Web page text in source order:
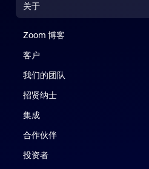
关于
Zoom 博客
客户
我们的团队
招贤纳士
集成
合作伙伴
投资者